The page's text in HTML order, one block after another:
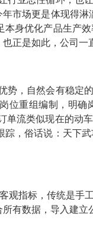
市场更是体现得
身优化产品生产
正是如此，公司一
势，自然会有稳定
位重组编制，明
单流类似现在的动
，俗话说：天下
观指标，传统是手
有数据，导入建立